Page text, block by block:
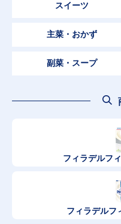
スイーツ
主菜・おかず
副菜・スープ
フィラデルフ
フィラデルフ